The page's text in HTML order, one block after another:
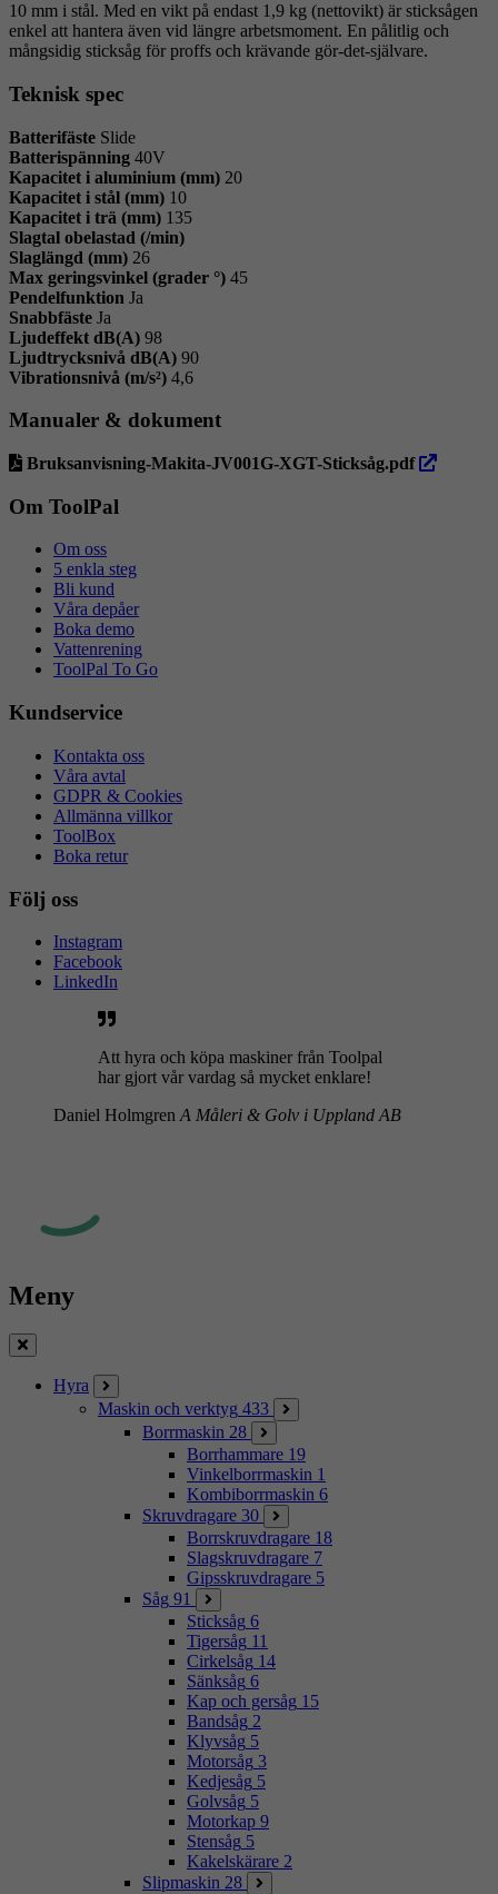
10 mm i stål. Med en vikt på endast 1,9 kg (nettovikt) är sticksågen
enkel att hantera även vid längre arbetsmoment. En pålitlig och
mångsidig sticksåg för proffs och krävande gör-det-självare.
Teknisk spec
Batterifäste Slide
Batterispänning 40V
Kapacitet i aluminium (mm) 20
Kapacitet i stål (mm) 10
Kapacitet i trä (mm) 135
Slagtal obelastad (/min)
Slaglängd (mm) 26
Max geringsvinkel (grader °) 45
Pendelfunktion Ja
Snabbfäste Ja
Ljudeffekt dB(A) 98
Ljudtrycksnivå dB(A) 90
Vibrationsnivå (m/s²) 4,6
Manualer & dokument
Bruksanvisning-Makita-JV001G-XGT-Sticksåg.pdf öppna
Om ToolPal
Om oss
5 enkla steg
Bli kund
Våra depåer
Boka demo
Vattenrening
ToolPal To Go
Kundservice
Kontakta oss
Våra avtal
GDPR & Cookies
Allmänna villkor
ToolBox
Boka retur
Följ oss
Instagram
Facebook
LinkedIn
Att hyra och köpa maskiner från Toolpal
har gjort vår vardag så mycket enklare!
Daniel Holmgren A Måleri & Golv i Uppland AB
Meny
Stäng
Hyra
Maskin och verktyg 433
Borrmaskin 28
Borrhammare 19
Vinkelborrmaskin 1
Kombiborrmaskin 6
Skruvdragare 30
Borrskruvdragare 18
Slagskruvdragare 7
Gipsskruvdragare 5
Såg 91
Sticksåg 6
Tigersåg 11
Cirkelsåg 14
Sänksåg 6
Kap och gersåg 15
Bandsåg 2
Klyvsåg 5
Motorsåg 3
Kedjesåg 5
Golvsåg 5
Motorkap 9
Stensåg 5
Kakelskärare 2
Slipmaskin 28